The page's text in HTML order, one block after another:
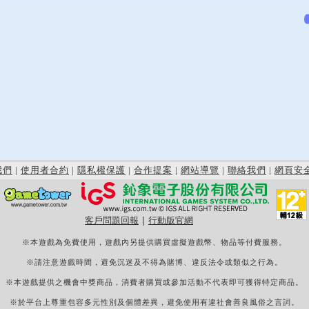
們 | 使用者合約 | 隱私權保護 | 合作提案 | 網站導覽 | 聯絡我們 | 網頁安
客戶問題回報 行動版官網
※本遊戲為免費使用，遊戲內另提供購買虛擬遊戲幣、物品等付費服務。
※請注意遊戲時間，避免沉迷及不得為賭博、違反法令或類似之行為。
※本遊戲提供之機會中獎商品，消費者購買或參加活動不代表即可獲得特定商品。
※於平台上尊重包容多元性別及個體差異，避免使用有違社會善良風俗之言詞。